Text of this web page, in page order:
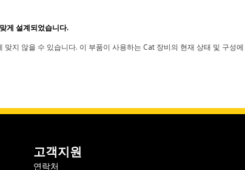
게 설계되었습니다.
지 않을 수 있습니다. 이 부품이 사용하는 Cat 장비의 현재 상태 및 구성
고객지원
연락처